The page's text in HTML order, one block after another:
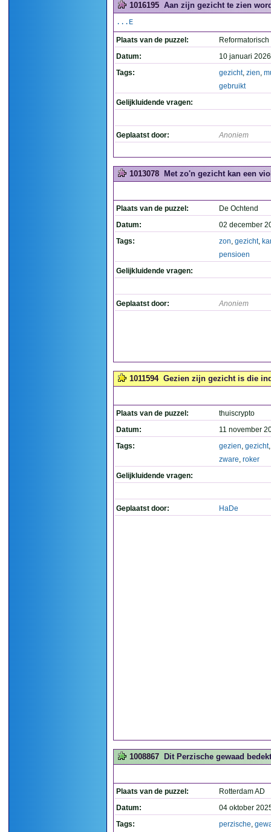
1016195 Aan zijn gezicht te zien
...E
Plaats van de puzzel:
Datum:
10 januari
Tags:
gezicht, zien,
gebruikt
Gelijkluidende vragen:
Geplaatst door: Anoniem
1013078 Met zo'n gezicht kan een
Plaats van de puzzel:
De Ochtend
Datum:
02 december
Tags:
zon, gezicht,
pensioen
Gelijkluidende vragen:
Geplaatst door: Anoniem
1011594 Gezien zijn gezicht is die
Plaats van de puzzel:
thuiscrypto
Datum:
11 november
Tags:
gezien, gezicht
zware, roker
Gelijkluidende vragen:
Geplaatst door: HaDe
1008867 Dit Perzische gewaad
Plaats van de puzzel:
Rotterdam AD
Datum:
04 oktober
Tags:
perzische,